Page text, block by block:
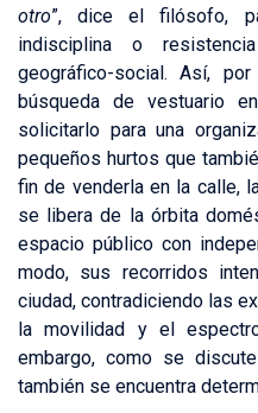
otro”, dice el filósofo,
indisciplina o
geográfico-social. Así,
búsqueda de vestuario
solicitarlo para una
pequeños hurtos que
fin de venderla en la calle,
se libera de la órbita
espacio público con
modo, sus recorridos
ciudad, contradiciendo las
la movilidad y el
embargo, como se
también se encuentra